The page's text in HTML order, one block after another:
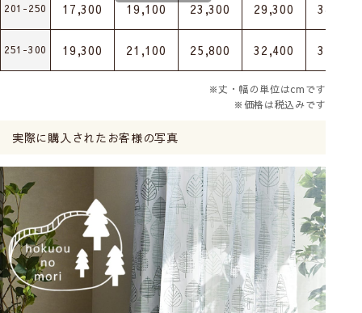
201-250 17,300 19,100 23,300 29,300 34,100
251-300 19,300 21,100 25,800 32,400 37,700
※丈・幅の単位はcmです
※価格は税込みです
実際に購入されたお客様の写真